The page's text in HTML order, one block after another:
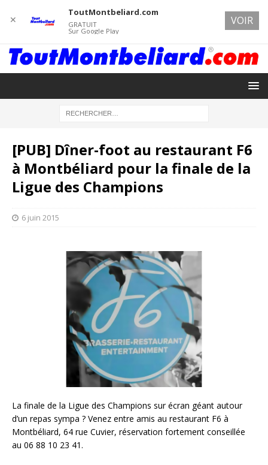
[PUB] Dîner-foot au restaurant F6
à Montbéliard pour la finale de la
Ligue des Champions
6 juin 2015
La finale de la Ligue des Champions sur écran géant autour
d’un repas sympa ? Venez entre amis au restaurant F6 à
Montbéliard, 64 rue Cuvier, réservation fortement conseillée
au 06 88 10 23 41.
✕
ToutMontbeliard.com
GRATUIT
Sur Google Play
VOIR